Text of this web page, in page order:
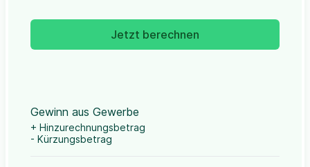
Jetzt berechnen
Gewinn aus Gewerbe
+ Hinzurechnungsbetrag
- Kürzungsbetrag